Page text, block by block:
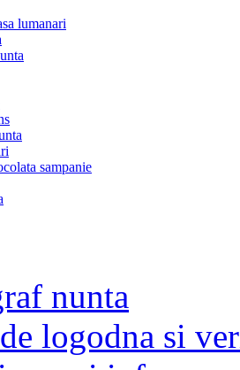
lumanari
sampanie
nunta
logodna si